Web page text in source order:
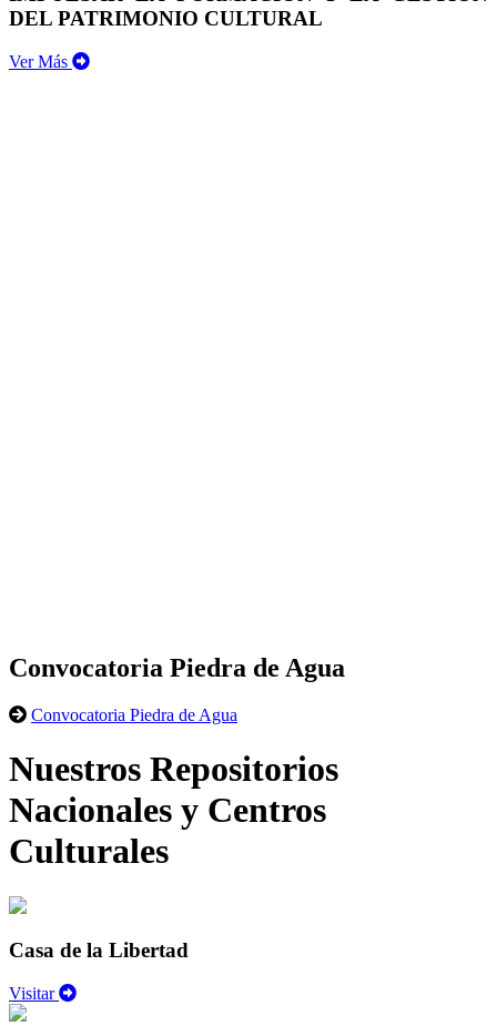
DEL PATRIMONIO CULTURAL
Ver Más
Convocatoria Piedra de Agua
Convocatoria Piedra de Agua
Nuestros Repositorios
Nacionales y Centros
Culturales
Casa de la Libertad
Visitar